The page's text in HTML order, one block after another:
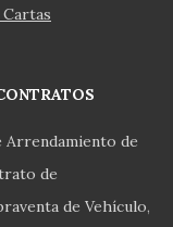
de
de
de Vehículo